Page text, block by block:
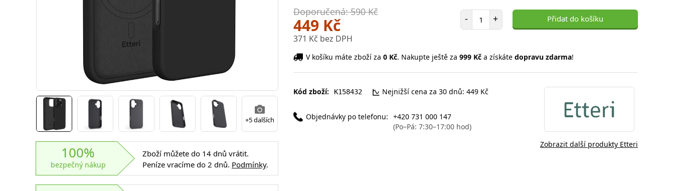
+5 dalších
100%
bezpečný nákup
Zboží můžete do 14 dnů vrátit.
Peníze vracíme do 2 dnů. Podmínky.
Doporučená: 590 Kč
449 Kč
371 Kč bez DPH
- Počet položek
+ Přidat do košíku
V košíku máte zboží za 0 Kč. Nakupte ještě za 999 Kča získáte dopravu zdarma!
Kód zboží: K158432 Nejnižší cena za 30 dnů: 449 Kč
Objednávky po telefonu: +420 731 000 147
(Po–Pá: 7:30–17:00 hod)
Zobrazit další produkty Etteri